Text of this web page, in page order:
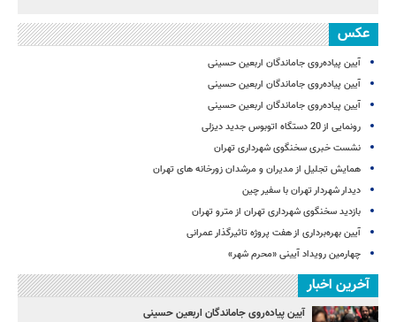
عکس
آیین پیاده‌روی جاماندگان اربعین حسینی
آیین پیاده‌روی جاماندگان اربعین حسینی
آیین پیاده‌روی جاماندگان اربعین حسینی
رونمایی از 20 دستگاه اتوبوس جدید دیزلی
نشست خبری سخنگوی شهرداری تهران
همایش تجلیل از مدیران و مرشدان زورخانه های تهران
دیدار شهردار تهران با سفیر چین
بازدید سخنگوی شهرداری تهران از مترو تهران
آیین‌ بهره‌برداری از هفت پروژه تاثیرگذار عمرانی
چهارمین رویداد آیینی «محرم شهر»
آخرین اخبار
آیین پیاده‌روی جاماندگان اربعین حسینی